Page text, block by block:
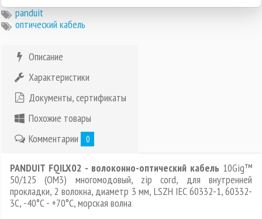
panduit
оптический кабель
Описание
Характеристики
Документы, сертификаты
Похожие товары
Комментарии
0
PANDUIT FQILX02 - волоконно-оптический кабель 10Gig™
50/125 (OM3) многомодовый, zip cord, для внутренней
прокладки, 2 волокна, диаметр 3 мм, LSZH IEC 60332-1, 60332-
3C, -40°C - +70°C, морская волна